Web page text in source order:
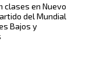
clases en Nuevo
del Mundial
Bajos y